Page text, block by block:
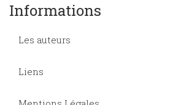
Informations
Les auteurs
Liens